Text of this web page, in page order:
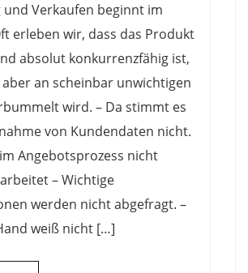
einer
Hand
und Verkaufen beginnt im
erleben wir, dass das Produkt
absolut konkurrenzfähig ist,
an scheinbar unwichtigen
wird. – Da stimmt es
von Kundendaten nicht.
Angebotsprozess nicht
– Wichtige
werden nicht abgefragt. –
weiß nicht […]